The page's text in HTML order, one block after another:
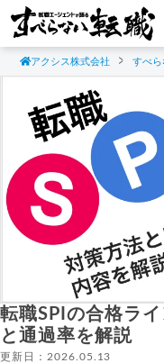
アクシス株式会社 すべ
転職SPIの合格ラ
と通過率を解説
更新日：2026.05.13